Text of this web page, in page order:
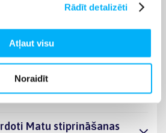
Rādīt detalizēti
Atļaut visu
Noraidīt
saņemt sev ērtā veidā, bet
Matu stiprināšanas